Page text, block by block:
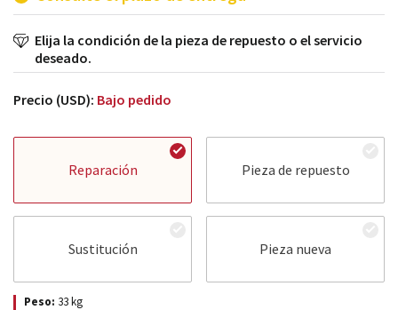
Elija la condición de la pieza de repuesto o el servicio
deseado.
Precio (USD): Bajo pedido
Reparación Pieza de repuesto
Sustitución Pieza nueva
Peso: 33kg